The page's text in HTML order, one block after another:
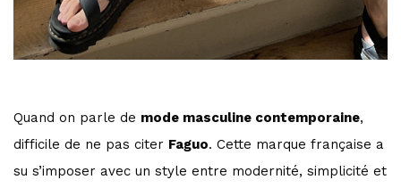
Quand on parle de mode masculine contemporaine,
difficile de ne pas citer Faguo. Cette marque française a
su s’imposer avec un style entre modernité, simplicité et